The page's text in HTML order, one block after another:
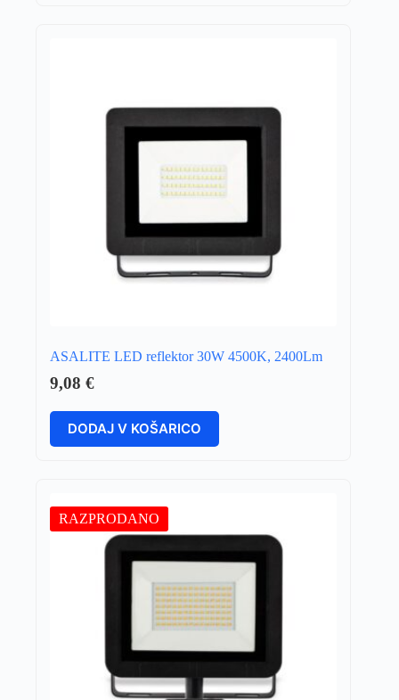
ASALITE LED reflektor 30W 4500K, 2400Lm
9,08 €
DODAJ V KOŠARICO
RAZPRODANO